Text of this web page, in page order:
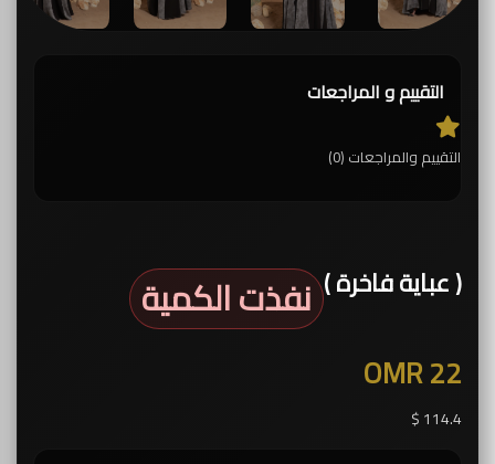
التقييم و المراجعات
التقييم والمراجعات (0)
( عباية فاخرة ) نفذت الكمية
OMR 22
114.4 $